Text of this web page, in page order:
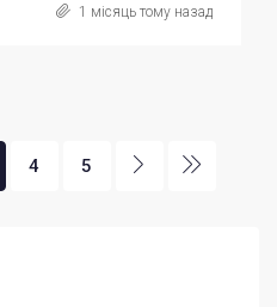
1 місяць тому назад
4 5